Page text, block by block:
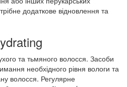
додаткове відновлення та
та тьмяного волосся. Засоби
необхідного рівня вологи та
волосся. Регулярне